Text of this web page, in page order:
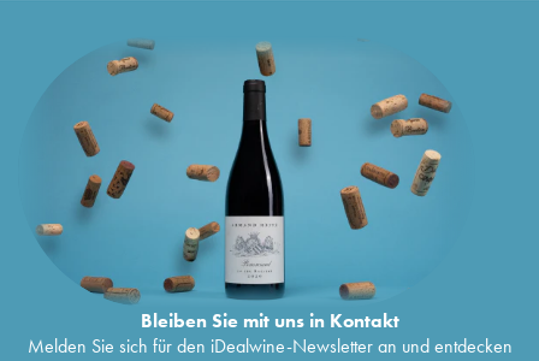
Bleiben Sie mit uns in Kontakt
Melden Sie sich für den iDealwine-Newsletter an und entdecken